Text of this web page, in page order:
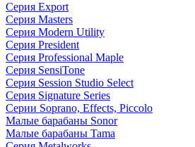
Серия Export
Серия Masters
Серия Modern Utility
Серия President
Серия Professional Maple
Серия SensiTone
Серия Session Studio Select
Серия Signature Series
Серии Soprano, Effects, Piccolo
Малые барабаны Sonor
Малые барабаны Tama